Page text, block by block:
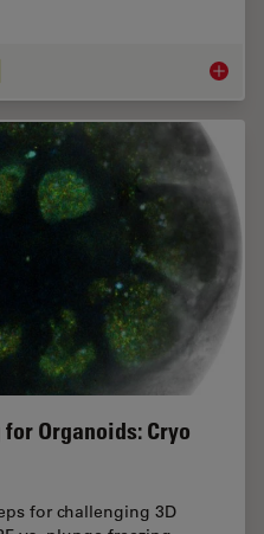
显微镜
Organoids: Cryo
for challenging 3D